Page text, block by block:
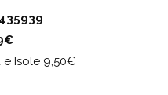
e Isole 9,50€